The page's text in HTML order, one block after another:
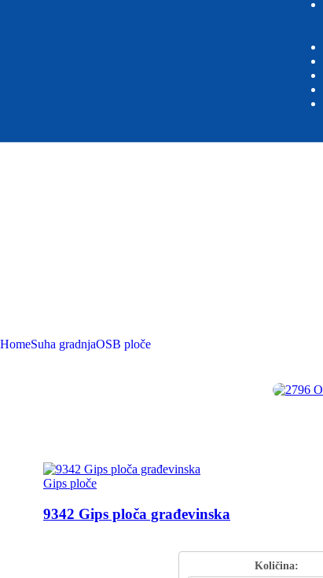
HomeSuha gradnjaOSB ploče
Gips ploče
9342 Gips ploča građevinska
Količina: